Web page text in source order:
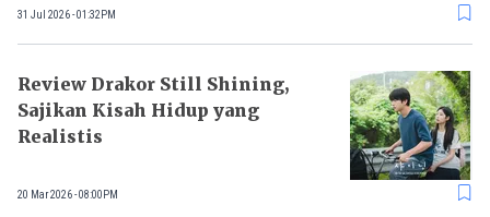
31 Jul 2026 - 01:32PM
Review Drakor Still Shining,
Sajikan Kisah Hidup yang
Realistis
20 Mar 2026 - 08:00PM